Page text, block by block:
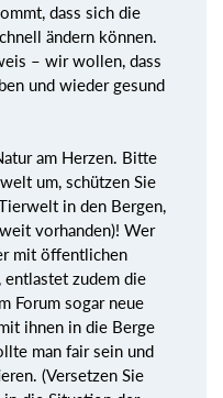
dass sich die
ändern können.
– wir wollen, dass
und wieder gesund
am Herzen. Bitte
um, schützen Sie
in den Bergen,
vorhanden)! Wer
mit öffentlichen
entlastet zudem die
Forum sogar neue
ihnen in die Berge
man fair sein und
(Versetzen Sie